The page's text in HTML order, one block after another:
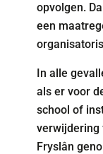
opvolgen.
een
In alle
als er voor
school of
verwijdering
Fryslân